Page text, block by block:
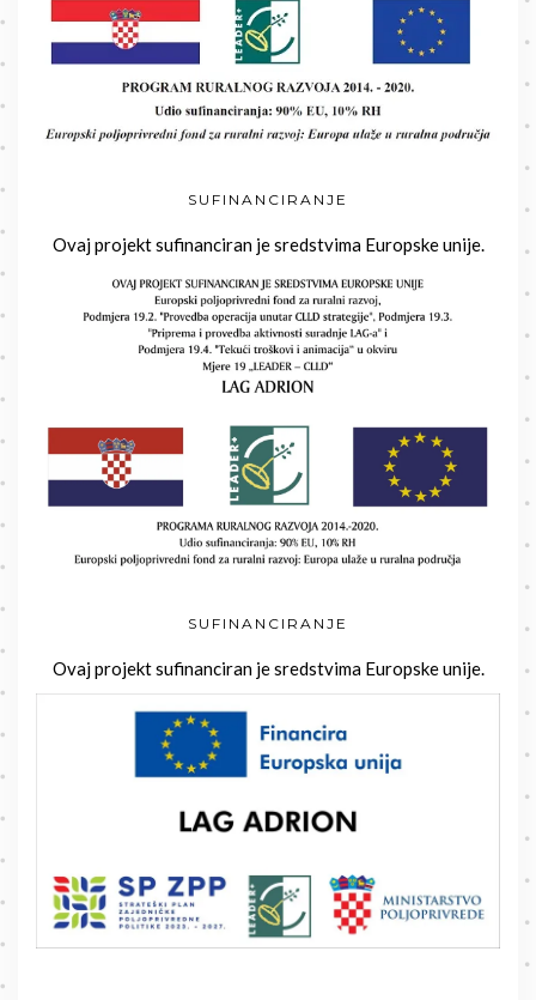
SUFINANCIRANJE
Ovaj projekt sufinanciran je sredstvima Europske unije.
SUFINANCIRANJE
Ovaj projekt sufinanciran je sredstvima Europske unije.